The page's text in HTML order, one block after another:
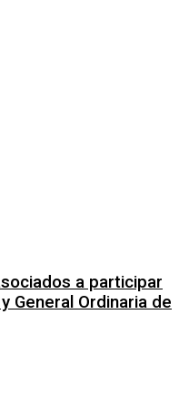
a participar
General Ordinaria de